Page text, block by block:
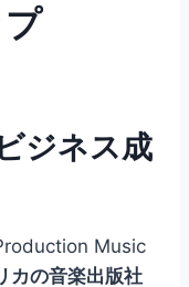
ジネス成
Music
カの音楽出版社